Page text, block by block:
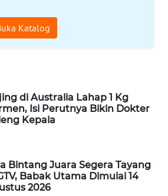
Katalog
di Australia Lahap 1 Kg
Isi Perutnya Bikin Dokter
Kepala
Bintang Juara Segera Tayang
Babak Utama Dimulai 14
2026